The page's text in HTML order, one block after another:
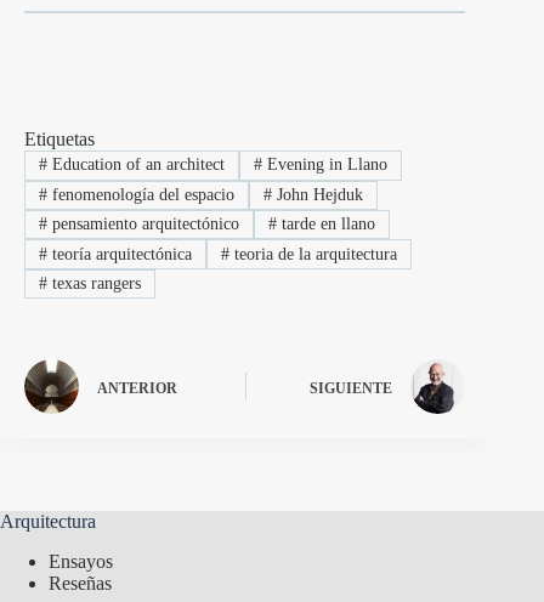
Etiquetas
#Education of an architect #Evening in Llano
#fenomenología del espacio #John Hejduk
#pensamiento arquitectónico #tarde en llano
#teoría arquitectónica #teoria de la arquitectura
#texas rangers
ANTERIOR SIGUIENTE
Arquitectura
Ensayos
Reseñas